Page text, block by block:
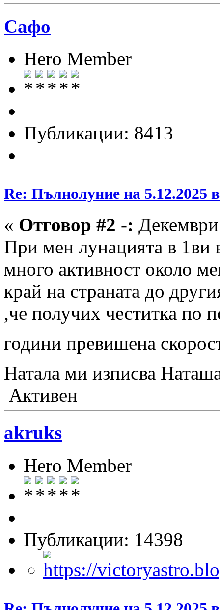
Сафо
Hero Member
Публикации: 8413
Re: Пълнолуние на 5.12.2025
« Отговор #2 -:
При мен лунацията в 1ви
много активност около
край на страната до
,че получих честитка по
години превишена
Натала ми изписва
Активен
akruks
Hero Member
Публикации: 14398